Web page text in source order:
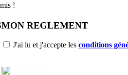
!
MON REGLEMENT
J'ai lu et j'accepte les conditions